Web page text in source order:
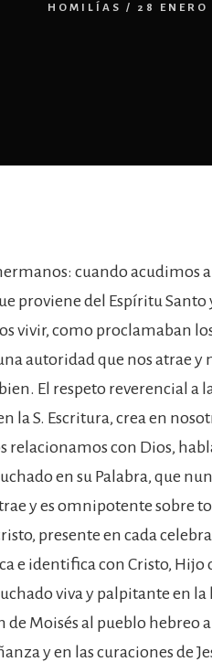
HOMILÍAS / 28 ENERO
cuando acudimos
proviene del Espíritu
vivir, como proclamaban
autoridad que nos atrae y
El respeto reverencial a
la S. Escritura, crea en
relacionamos con Dios,
en su Palabra, que
y es omnipotente sobre
presente en cada
e identifica con Cristo, Hijo
viva y palpitante en
de Moisés al pueblo hebreo
y en las curaciones de